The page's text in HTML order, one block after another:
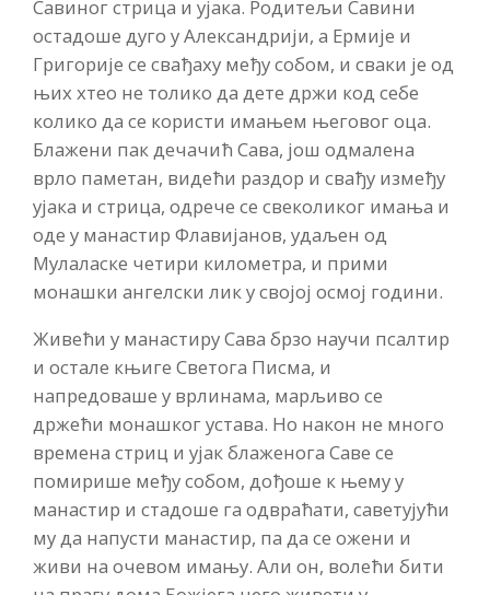
Савиног стрица и ујака. Родитељи Савини
остадоше дуго у Александрији, а Ермије и
Григорије се свађаху међу собом, и сваки је од
њих хтео не толико да дете држи код себе
колико да се користи имањем његовог оца.
Блажени пак дечачић Сава, још одмалена
врло паметан, видећи раздор и свађу између
ујака и стрица, одрече се свеколиког имања и
оде у манастир Флавијанов, удаљен од
Мулаласке четири километра, и прими
монашки ангелски лик у својој осмој години.
Живећи у манастиру Сава брзо научи псалтир
и остале књиге Светога Писма, и
напредоваше у врлинама, марљиво се
држећи монашког устава. Но након не много
времена стриц и ујак блаженога Саве се
помирише међу собом, дођоше к њему у
манастир и стадоше га одвраћати, саветујући
му да напусти манастир, па да се ожени и
живи на очевом имању. Али он, волећи бити